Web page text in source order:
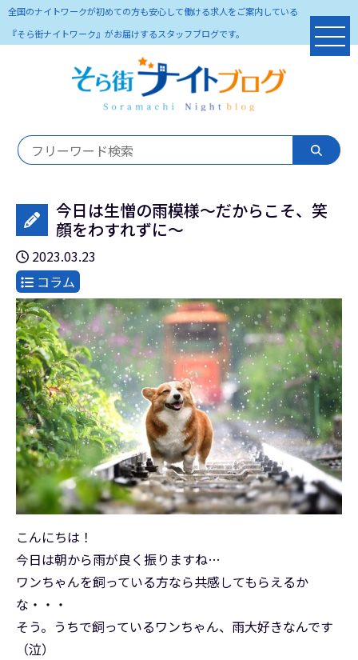
全国のナイトワークが初めての方も安心して働ける求人をご案内している
『そら街ナイトワーク』がお届けするスタッフブログです。
今日は生憎の雨模様～だからこそ、笑
顔をわすれずに～
2023.03.23
コラム
こんにちは！
今日は朝から雨が良く振りますね…
ワンちゃんを飼っている方なら共感してもらえるか
な・・・
そう。うちで飼っているワンちゃん、雨大好きなんです
（泣）